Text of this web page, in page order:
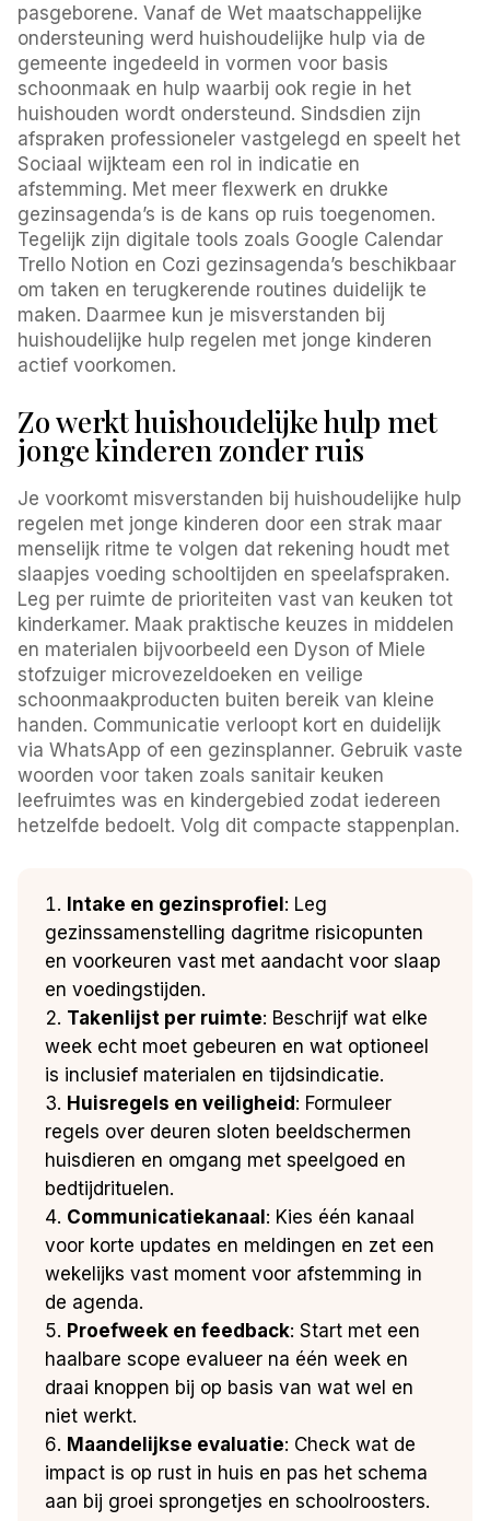
pasgeborene. Vanaf de Wet maatschappelijke
ondersteuning werd huishoudelijke hulp via de
gemeente ingedeeld in vormen voor basis
schoonmaak en hulp waarbij ook regie in het
huishouden wordt ondersteund. Sindsdien zijn
afspraken professioneler vastgelegd en speelt het
Sociaal wijkteam een rol in indicatie en
afstemming. Met meer flexwerk en drukke
gezinsagenda’s is de kans op ruis toegenomen.
Tegelijk zijn digitale tools zoals Google Calendar
Trello Notion en Cozi gezinsagenda’s beschikbaar
om taken en terugkerende routines duidelijk te
maken. Daarmee kun je misverstanden bij
huishoudelijke hulp regelen met jonge kinderen
actief voorkomen.
Zo werkt huishoudelijke hulp met
jonge kinderen zonder ruis
Je voorkomt misverstanden bij huishoudelijke hulp
regelen met jonge kinderen door een strak maar
menselijk ritme te volgen dat rekening houdt met
slaapjes voeding schooltijden en speelafspraken.
Leg per ruimte de prioriteiten vast van keuken tot
kinderkamer. Maak praktische keuzes in middelen
en materialen bijvoorbeeld een Dyson of Miele
stofzuiger microvezeldoeken en veilige
schoonmaakproducten buiten bereik van kleine
handen. Communicatie verloopt kort en duidelijk
via WhatsApp of een gezinsplanner. Gebruik vaste
woorden voor taken zoals sanitair keuken
leefruimtes was en kindergebied zodat iedereen
hetzelfde bedoelt. Volg dit compacte stappenplan.
Intake en gezinsprofiel: Leg
gezinssamenstelling dagritme risicopunten
en voorkeuren vast met aandacht voor slaap
en voedingstijden.
Takenlijst per ruimte: Beschrijf wat elke
week echt moet gebeuren en wat optioneel
is inclusief materialen en tijdsindicatie.
Huisregels en veiligheid: Formuleer
regels over deuren sloten beeldschermen
huisdieren en omgang met speelgoed en
bedtijdrituelen.
Communicatiekanaal: Kies één kanaal
voor korte updates en meldingen en zet een
wekelijks vast moment voor afstemming in
de agenda.
Proefweek en feedback: Start met een
haalbare scope evalueer na één week en
draai knoppen bij op basis van wat wel en
niet werkt.
Maandelijkse evaluatie: Check wat de
impact is op rust in huis en pas het schema
aan bij groei sprongetjes en schoolroosters.